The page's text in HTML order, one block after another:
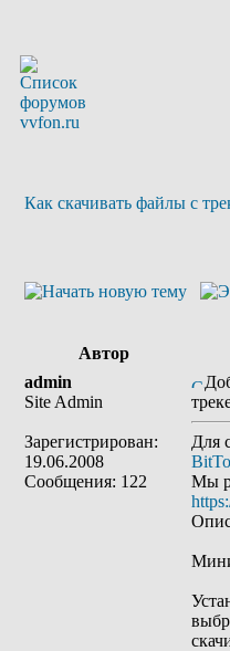
Как скачивать файлы с
Автор
admin
Site Admin
Зарегистрирован:
19.06.2008
Сообщения: 122
Для
Мы